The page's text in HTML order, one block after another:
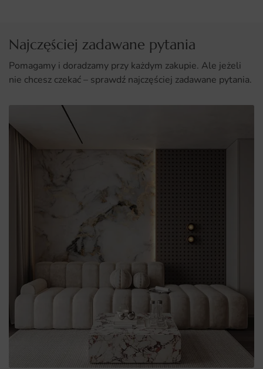
Najczęściej zadawane pytania
Pomagamy i doradzamy przy każdym zakupie. Ale jeżeli
nie chcesz czekać – sprawdź najczęściej zadawane pytania.